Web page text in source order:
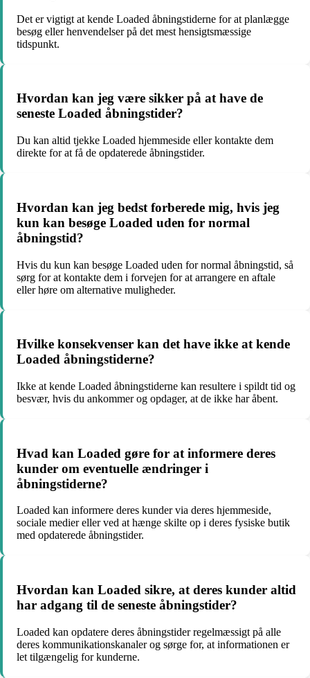
Det er vigtigt at kende Loaded åbningstiderne for at planlægge
besøg eller henvendelser på det mest hensigtsmæssige
tidspunkt.
Hvordan kan jeg være sikker på at have de
seneste Loaded åbningstider?
Du kan altid tjekke Loaded hjemmeside eller kontakte dem
direkte for at få de opdaterede åbningstider.
Hvordan kan jeg bedst forberede mig, hvis jeg
kun kan besøge Loaded uden for normal
åbningstid?
Hvis du kun kan besøge Loaded uden for normal åbningstid, så
sørg for at kontakte dem i forvejen for at arrangere en aftale
eller høre om alternative muligheder.
Hvilke konsekvenser kan det have ikke at kende
Loaded åbningstiderne?
Ikke at kende Loaded åbningstiderne kan resultere i spildt tid og
besvær, hvis du ankommer og opdager, at de ikke har åbent.
Hvad kan Loaded gøre for at informere deres
kunder om eventuelle ændringer i
åbningstiderne?
Loaded kan informere deres kunder via deres hjemmeside,
sociale medier eller ved at hænge skilte op i deres fysiske butik
med opdaterede åbningstider.
Hvordan kan Loaded sikre, at deres kunder altid
har adgang til de seneste åbningstider?
Loaded kan opdatere deres åbningstider regelmæssigt på alle
deres kommunikationskanaler og sørge for, at informationen er
let tilgængelig for kunderne.